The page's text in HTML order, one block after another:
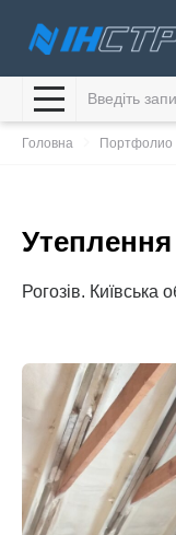
Головна Портфолио
Рогозів. Київська